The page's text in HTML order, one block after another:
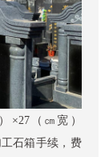
×27（㎝宽）
石箱手续，费